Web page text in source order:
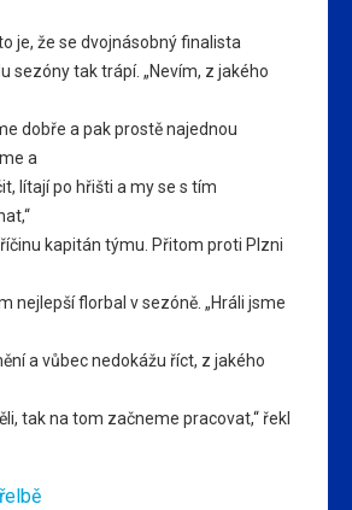
je, že se dvojnásobný finalista
sezóny tak trápí. „Nevím, z jakého
dobře a pak prostě najednou
a
lítají po hřišti a my se s tím
kapitán týmu. Přitom proti Plzni
nejlepší florbal v sezóně. „Hráli jsme
a vůbec nedokážu říct, z jakého
tak na tom začneme pracovat,“ řekl